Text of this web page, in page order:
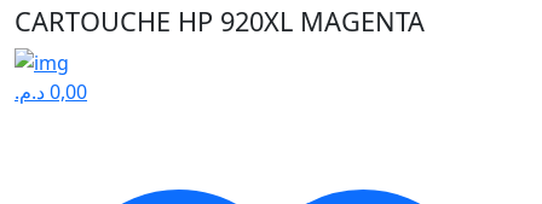
CARTOUCHE HP 920XL MAGENTA
0,00د.م.